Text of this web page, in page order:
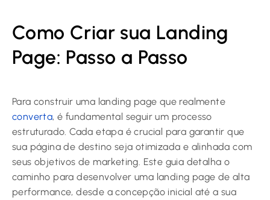
Como Criar sua Landing
Page: Passo a Passo
Para construir uma landing page que realmente
converta, é fundamental seguir um processo
estruturado. Cada etapa é crucial para garantir que
sua página de destino seja otimizada e alinhada com
seus objetivos de marketing. Este guia detalha o
caminho para desenvolver uma landing page de alta
performance, desde a concepção inicial até a sua